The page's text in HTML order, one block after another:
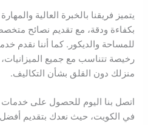
يتميز فريقنا بالخبرة العالية
بكفاءة ودقة، مع تقديم نصائح
للمساحة والديكور. كما أننا نقدم
رخيصة تتناسب مع جميع
منزلك دون القلق بشأن التكاليف.
اتصل بنا اليوم للحصول على
في الكويت، حيث نعدك بتقديم أفضل